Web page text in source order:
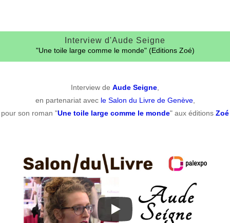
Interview d'Aude Seigne
"Une toile large comme le monde" (Editions Zoé)
Interview de Aude Seigne
en partenariat avec le Salon du Livre de Genève,
pour son roman "Une toile large comme le monde" aux éditions Zoé